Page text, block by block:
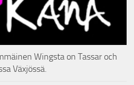
Wingsta on Tassar och
Växjössä.